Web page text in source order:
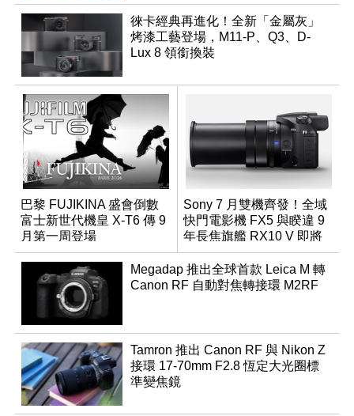
徠卡經典再進化！全新「金屬灰」
烤漆工藝登場，M11-P、Q3、D-
Lux 8 領銜換裝
巴黎 FUJIKINA 盛會倒數
富士新世代機皇 X-T6 傳 9
月第一周登場
Sony 7 月雙機齊發！全域
快門電影機 FX5 與睽違 9
年長焦旗艦 RX10 V 即將
登場
Megadap 推出全球首款 Leica M 轉
Canon RF 自動對焦轉接環 M2RF
Tamron 推出 Canon RF 與 Nikon Z
接環 17-70mm F2.8 恆定大光圈標
準變焦鏡